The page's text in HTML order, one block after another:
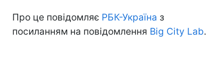
Про це повідомляє РБК-Україна з
посиланням на повідомлення Big City Lab.